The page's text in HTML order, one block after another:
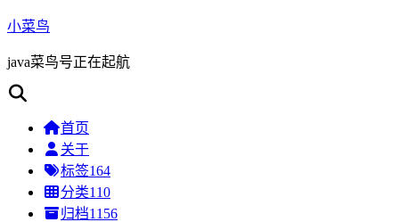
小菜鸟
java菜鸟号正在起航
首页
关于
标签164
分类110
归档1156